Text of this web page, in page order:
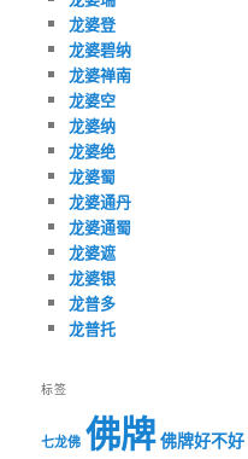
龙婆登
龙婆碧纳
龙婆禅南
龙婆空
龙婆纳
龙婆绝
龙婆蜀
龙婆通丹
龙婆通蜀
龙婆遮
龙婆银
龙普多
龙普托
标签
七龙佛 佛牌 佛牌好不好